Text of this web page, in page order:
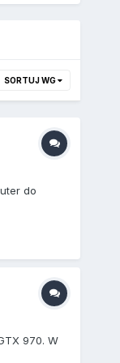
SORTUJ WG
do
970. W